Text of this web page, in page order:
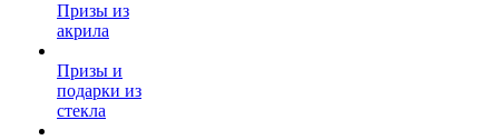
Призы из
акрила
Призы и
подарки из
стекла